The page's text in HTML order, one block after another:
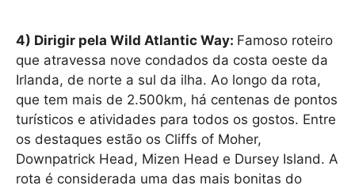
4) Dirigir pela Wild Atlantic Way: Famoso roteiro
que atravessa nove condados da costa oeste da
Irlanda, de norte a sul da ilha. Ao longo da rota,
que tem mais de 2.500km, há centenas de pontos
turísticos e atividades para todos os gostos. Entre
os destaques estão os Cliffs of Moher,
Downpatrick Head, Mizen Head e Dursey Island. A
rota é considerada uma das mais bonitas do